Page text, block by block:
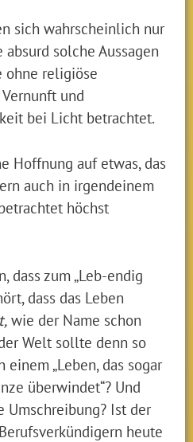
sich wahrscheinlich nur
solche Aussagen
ohne religiöse
und
bei Licht betrachtet.
Hoffnung auf etwas, das
auch in irgendeinem
höchst
dass zum „Leb-endig
dass das Leben
wie der Name schon
Welt sollte denn so
„Leben, das sogar
überwindet“? Und
Umschreibung? Ist der
heute